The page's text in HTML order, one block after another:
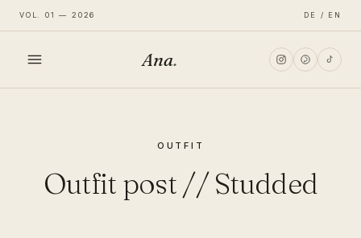
VOL. 01 — 2026 DE / EN
Ana.
OUTFIT
Outfit post // Studded